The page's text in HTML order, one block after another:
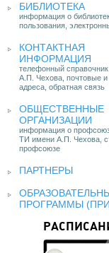
БИБЛИОТЕКА
информация о
пользования,
КОНТАКТНАЯ
ИНФОРМАЦИЯ
телефонный
А.П. Чехова, почтовые и
адреса, обратная связь
ОБЩЕСТВЕННЫЕ
ОРГАНИЗАЦИИ
информация о
ТИ имени А.П. Чехова,
профсоюзе
ПАРТНЕРЫ
ПРОГРАММЫ